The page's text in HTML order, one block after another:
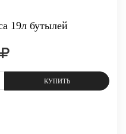
19л бутылей